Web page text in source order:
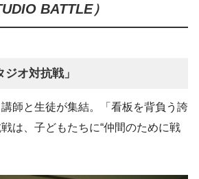
BATTLE）
オ対抗戦」
師と生徒が集結。「看板を背負う誇
は、子どもたちに“仲間のために戦